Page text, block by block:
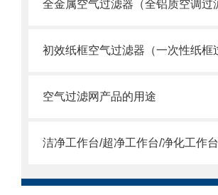
空气过滤网产品的用途
洁净工作台/超净工作台/净化工作台